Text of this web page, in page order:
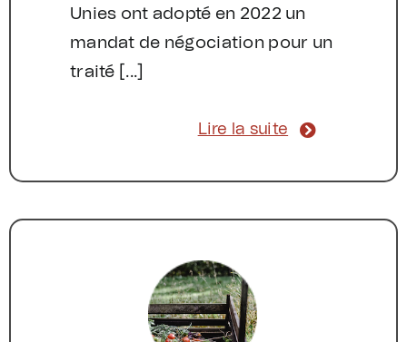
Unies ont adopté en 2022 un
mandat de négociation pour un
traité [...]
Lire la suite